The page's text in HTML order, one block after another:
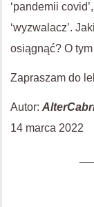
‘pandemii
‘wyzwalacz’.
osiągnąć? O
Zapraszam do
Autor:
14 marca 2022